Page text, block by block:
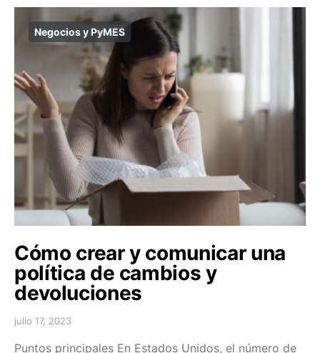
Negocios y PyMES
Cómo crear y comunicar una
política de cambios y
devoluciones
julio 17, 2023
Puntos principales En Estados Unidos, el número de